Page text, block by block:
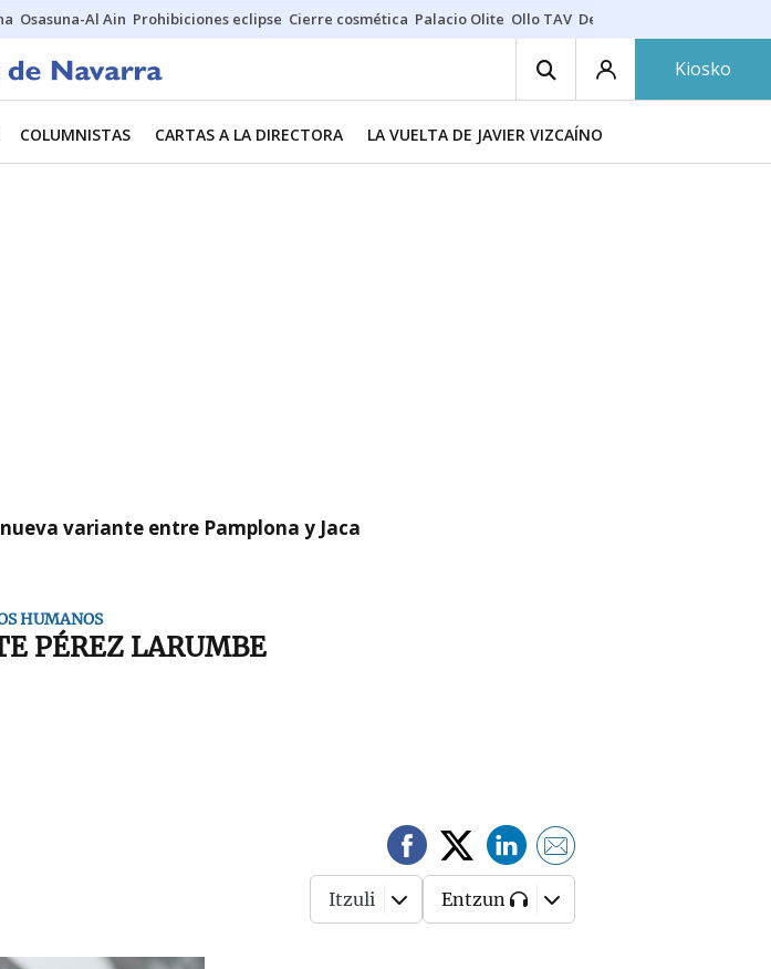
Osasuna-Al Ain Prohibiciones eclipse Cierre cosmética Palacio Olite Ollo TAV Derrama vecinos
Kiosko
COLUMNISTAS CARTAS A LA DIRECTORA LA VUELTA DE JAVIER VIZCAÍNO
variante entre Pamplona y Jaca
HUMANOS
PÉREZ LARUMBE
Itzuli Entzun